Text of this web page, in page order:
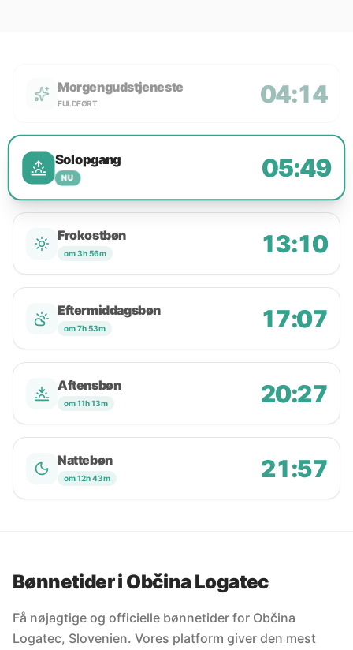
Morgengudstjeneste
FULDFØRT 04:14
Solopgang
NU 05:49
Frokostbøn
om 3h 56m 13:10
Eftermiddagsbøn
om 7h 53m 17:07
Aftensbøn
om 11h 13m 20:27
Nattebøn
om 12h 43m 21:57
Bønnetider i Občina Logatec
Få nøjagtige og officielle bønnetider for Občina
Logatec, Slovenien. Vores platform giver den mest